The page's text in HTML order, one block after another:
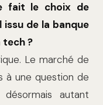
fait le choix de
de la banque
tech ?
Le marché de
à une question de
autant